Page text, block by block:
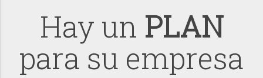
Hay un PLAN
para su empresa